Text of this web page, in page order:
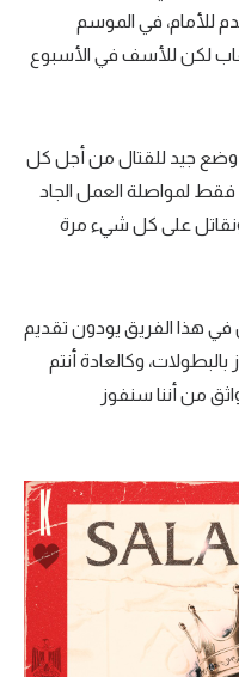
للأمام، في الموسم
لكن للأسف في الأسبوع
وضع جيد للقتال من أجل كل
فقط لمواصلة العمل الجاد
ونقاتل على كل شيء مرة
في هذا الفريق يودون تقديم
وكالعادة أنتم
من أننا سنفوز